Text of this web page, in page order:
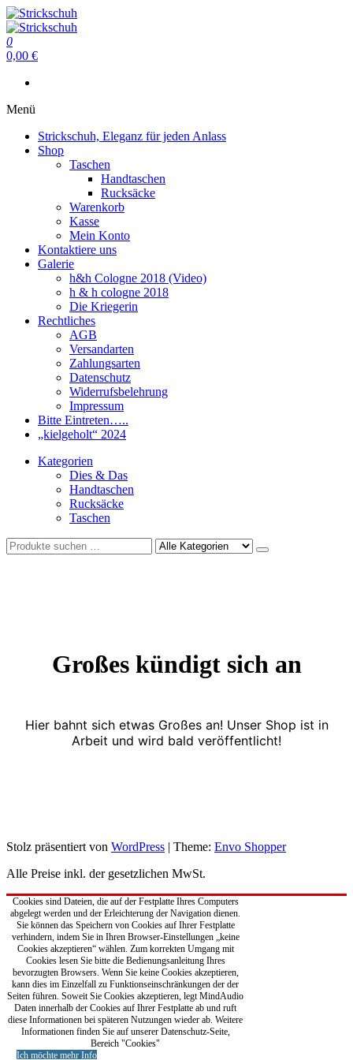
Zum
Inhalt
springen
Strickschuh
Strickschuh
0
0,00 €
Menü
Strickschuh, Eleganz für jeden Anlass
Shop
Taschen
Handtaschen
Rucksäcke
Warenkorb
Kasse
Mein Konto
Kontaktiere uns
Galerie
h&h Cologne 2018 (Video)
h & h cologne 2018
Die Kriegerin
Rechtliches
AGB
Versandarten
Zahlungsarten
Datenschutz
Widerrufsbelehrung
Impressum
Bitte Eintreten…..
„kielgeholt“ 2024
Kategorien
Dies & Das
Handtaschen
Rucksäcke
Taschen
Großes kündigt sich an
Hier bahnt sich etwas Großes an! Unser Shop ist in
Arbeit und wird bald veröffentlicht!
Stolz präsentiert von WordPress | Theme: Envo Shopper
Alle Preise inkl. der gesetzlichen MwSt.
Cookies sind Dateien, die auf der Festplatte Ihres Computers
abgelegt werden und der Erleichterung der Navigation dienen.
Sie können das Speichern von Cookies auf Ihrer Festplatte
verhindern, indem Sie in Ihren Browser-Einstellungen „keine
Cookies akzeptieren“ wählen. Zum korrekten Umgang mit
Cookies lesen Sie bitte die Bedienungsanleitung Ihres
bevorzugten Browsers. Wenn Sie keine Cookies akzeptieren,
kann dies im Einzelfall zu Funktionseinschränkungen der der
Seiten führen. Soweit Sie Cookies akzeptieren, legt MindAudio
Daten innerhalb der Cookies auf Ihrer Festplatte ab und ruft
diese Informationen bei späteren Nutzungen wieder ab. Weitere
Informationen finden Sie auf unserer Datenschutz-Seite,
Bereich "Cookies"
Ich möchte mehr Info